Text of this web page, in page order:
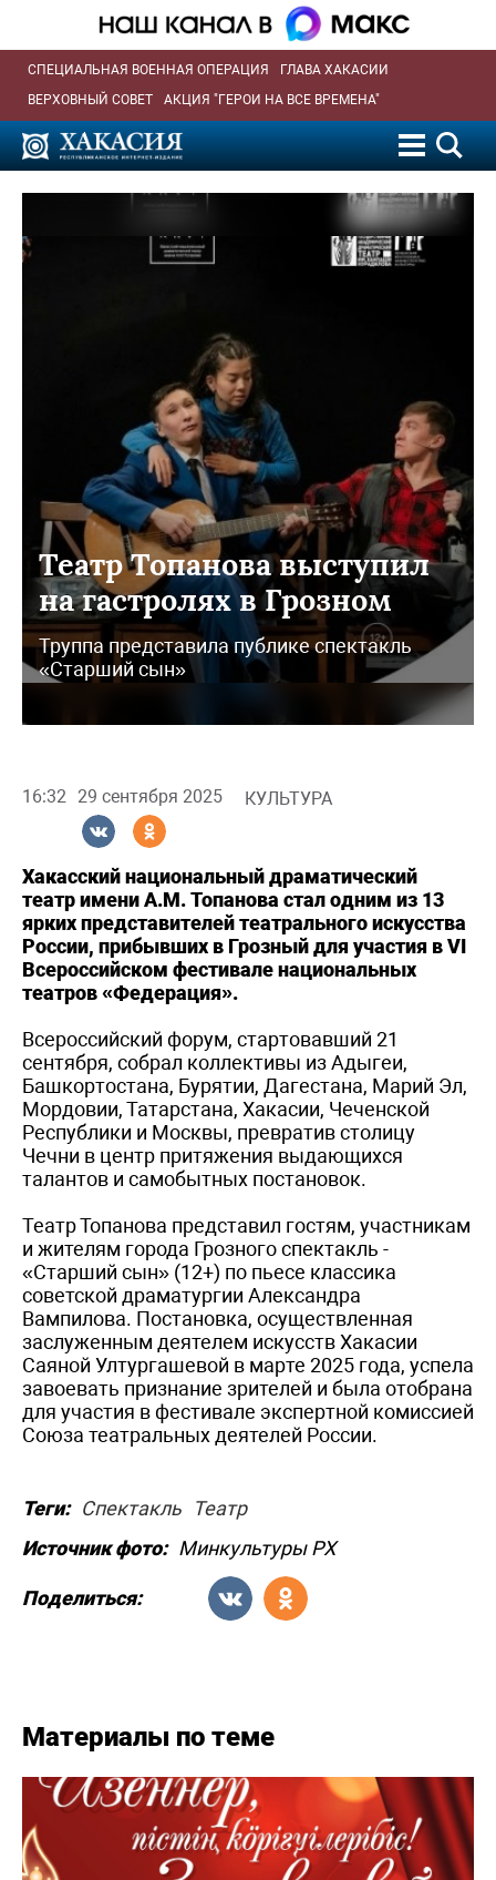
СПЕЦИАЛЬНАЯ ВОЕННАЯ ОПЕРАЦИЯ
ГЛАВА ХАКАСИИ
ВЕРХОВНЫЙ СОВЕТ
АКЦИЯ "ГЕРОИ НА ВСЕ ВРЕМЕНА"
Театр Топанова выступил
на гастролях в Грозном
Труппа представила публике спектакль
«Старший сын»
16:32 29 сентября 2025 КУЛЬТУРА
Хакасский национальный драматический
театр имени А.М. Топанова стал одним из 13
ярких представителей театрального искусства
России, прибывших в Грозный для участия в VI
Всероссийском фестивале национальных
театров «Федерация».
Всероссийский форум, стартовавший 21
сентября, собрал коллективы из Адыгеи,
Башкортостана, Бурятии, Дагестана, Марий Эл,
Мордовии, Татарстана, Хакасии, Чеченской
Республики и Москвы, превратив столицу
Чечни в центр притяжения выдающихся
талантов и самобытных постановок.
Театр Топанова представил гостям, участникам
и жителям города Грозного спектакль -
«Старший сын» (12+) по пьесе классика
советской драматургии Александра
Вампилова. Постановка, осуществленная
заслуженным деятелем искусств Хакасии
Саяной Ултургашевой в марте 2025 года, успела
завоевать признание зрителей и была отобрана
для участия в фестивале экспертной комиссией
Союза театральных деятелей России.
Теги: Спектакль
Театр
Источник фото: Минкультуры РХ
Поделиться:
Материалы по теме